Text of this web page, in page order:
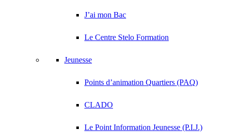
J’ai mon Bac
Le Centre Stelo Formation
Jeunesse
Points d’animation Quartiers (PAQ)
CLADO
Le Point Information Jeunesse (P.I.J.)